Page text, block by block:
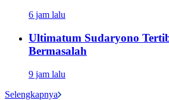
6 jam lalu
Ultimatum Sudaryono
Bermasalah
9 jam lalu
Selengkapnya